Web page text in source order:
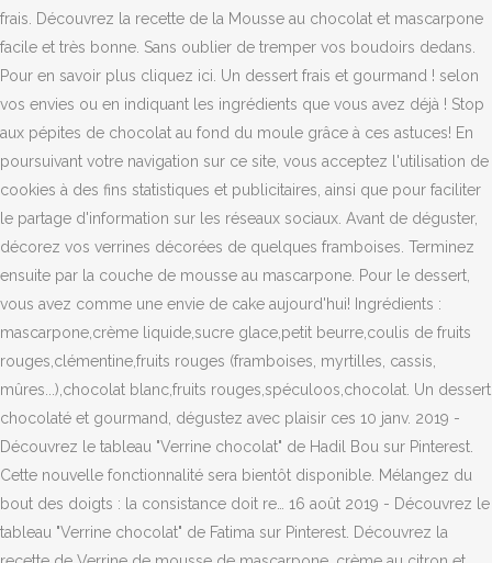
frais. Découvrez la recette de la Mousse au chocolat et mascarpone
facile et très bonne. Sans oublier de tremper vos boudoirs dedans.
Pour en savoir plus cliquez ici. Un dessert frais et gourmand ! selon
vos envies ou en indiquant les ingrédients que vous avez déjà ! Stop
aux pépites de chocolat au fond du moule grâce à ces astuces! En
poursuivant votre navigation sur ce site, vous acceptez l'utilisation de
cookies à des fins statistiques et publicitaires, ainsi que pour faciliter
le partage d'information sur les réseaux sociaux. Avant de déguster,
décorez vos verrines décorées de quelques framboises. Terminez
ensuite par la couche de mousse au mascarpone. Pour le dessert,
vous avez comme une envie de cake aujourd'hui! Ingrédients :
mascarpone,crème liquide,sucre glace,petit beurre,coulis de fruits
rouges,clémentine,fruits rouges (framboises, myrtilles, cassis,
mûres...),chocolat blanc,fruits rouges,spéculoos,chocolat. Un dessert
chocolaté et gourmand, dégustez avec plaisir ces 10 janv. 2019 -
Découvrez le tableau "Verrine chocolat" de Hadil Bou sur Pinterest.
Cette nouvelle fonctionnalité sera bientôt disponible. Mélangez du
bout des doigts : la consistance doit re… 16 août 2019 - Découvrez le
tableau "Verrine chocolat" de Fatima sur Pinterest. Découvrez la